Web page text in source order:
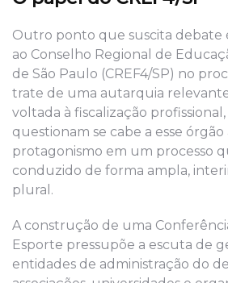
Outro ponto que suscita debate
ao Conselho Regional de
de São Paulo (CREF4/SP) no
trate de uma autarquia
voltada à fiscalização
questionam se cabe a esse órgão
protagonismo em um processo
conduzido de forma ampla,
plural.
A construção de uma
Esporte pressupõe a escuta de
entidades de administração do